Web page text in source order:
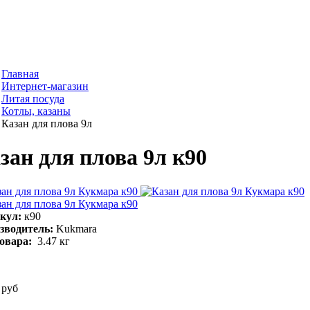
Главная
Интернет-магазин
Литая посуда
Котлы, казаны
Казан для плова 9л
для плова 9л к90
к90
Kukmara
3.47 кг